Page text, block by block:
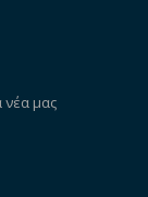
νέα μας